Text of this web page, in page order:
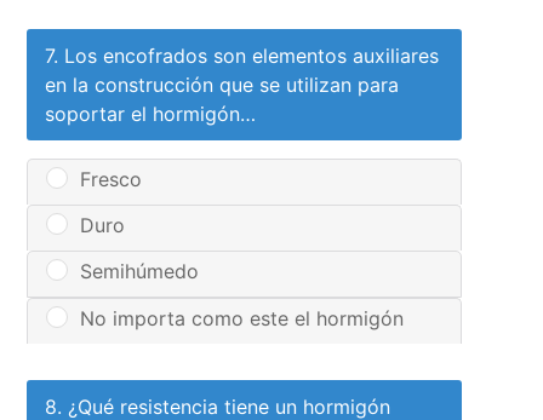
7. Los encofrados son elementos auxiliares
en la construcción que se utilizan para
soportar el hormigón…
Fresco
Duro
Semihúmedo
No importa como este el hormigón
8. ¿Qué resistencia tiene un hormigón